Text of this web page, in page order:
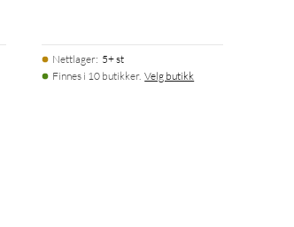
Nettlager: 5+ st
Finnes i 10 butikker. Velg butikk